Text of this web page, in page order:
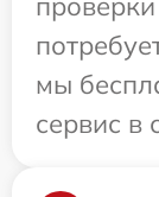
мы
сервис в